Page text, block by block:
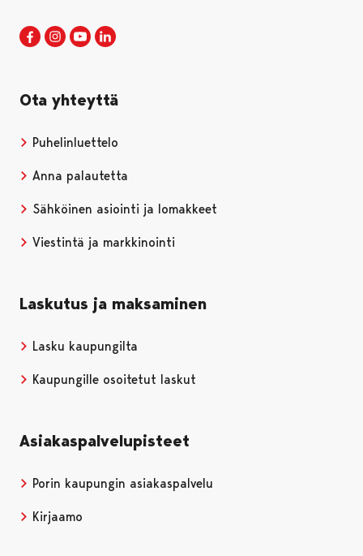
Porin kaupunki Facebookissa
Avautuu uudessa välilehdessä
Porin kaupunki Instagramissa
Avautuu uudessa välilehdessä
Porin kaupunki Youtubessa
Avautuu uudessa välilehdessä
Ota yhteyttä
Puhelinluettelo
Anna palautetta
Sähköinen asiointi ja lomakkeet
Viestintä ja markkinointi
Laskutus ja maksaminen
Lasku kaupungilta
Kaupungille osoitetut laskut
Asiakaspalvelupisteet
Porin kaupungin asiakaspalvelu
Kirjaamo